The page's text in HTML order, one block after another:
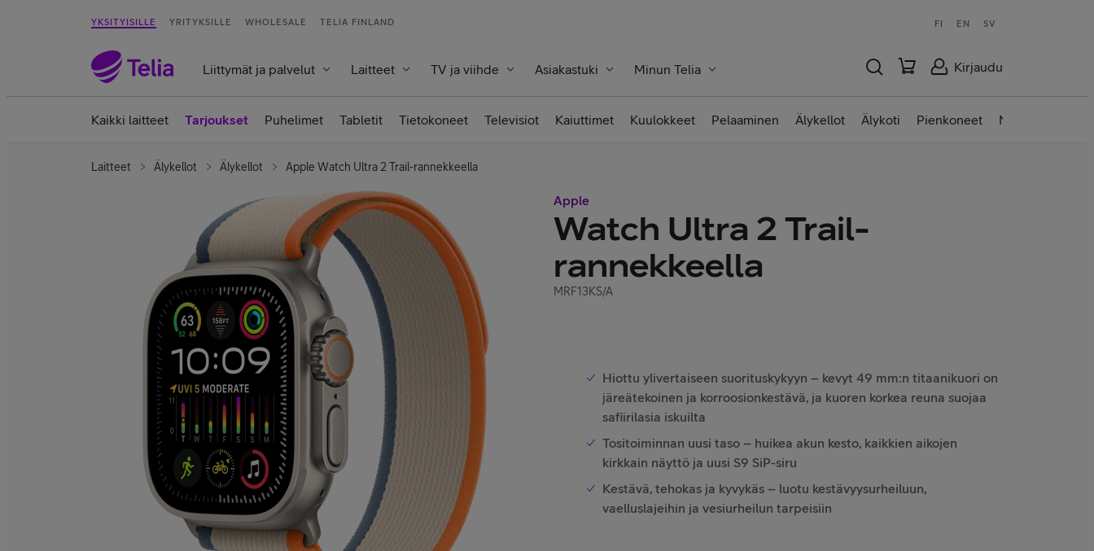
YKSITYISILLE YRITYKSILLE WHOLESALE TELIA FINLAND FI EN SV
Liittymät ja palvelut Laitteet TV ja viihde Asiakastuki Minun Telia Kirjaudu
Kaikki laitteet Tarjoukset Puhelimet Tabletit Tietokoneet Televisiot Kaiuttimet Kuulokkeet Pelaaminen Älykellot Älykoti Pienkoneet Nettilaitteet
Laitteet Älykellot Älykellot Apple Watch Ultra 2 Trail-rannekkeella
Apple
Watch Ultra 2 Trail-
rannekkeella
MRF13KS/A
Hiottu ylivertaiseen suorituskykyyn – kevyt 49 mm:n titaanikuori on
järeätekoinen ja korroosion­kestävä, ja kuoren korkea reuna suojaa
safiiri­lasia iskuilta
Tositoiminnan uusi taso – huikea akun kesto, kaikkien aikojen
kirkkain näyttö ja uusi S9 SiP-siru
Kestävä, tehokas ja kyvykäs – luotu kestävyysurheiluun,
vaelluslajeihin ja vesiurheilun tarpeisiin